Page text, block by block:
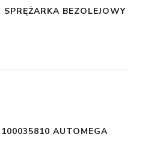
BEZOLEJOWY
AUTOMEGA